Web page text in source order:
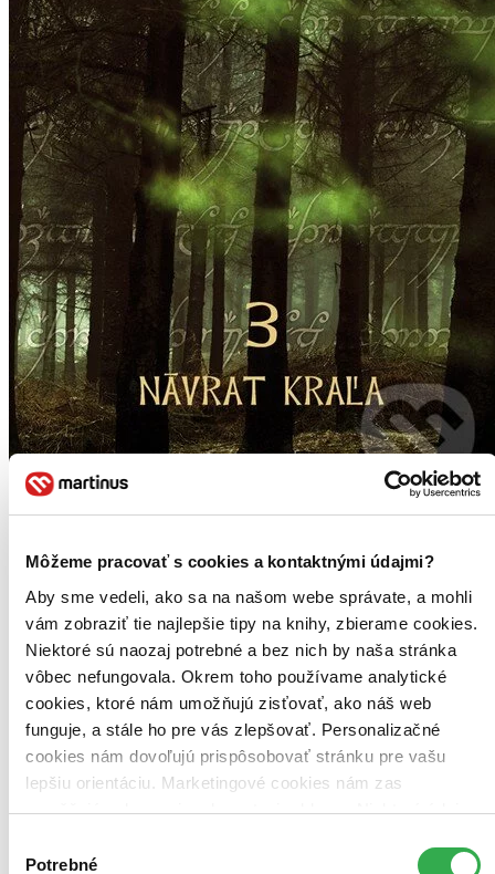
Môžeme pracovať s cookies a kontaktnými údajmi?
Aby sme vedeli, ako sa na našom webe správate, a mohli
vám zobraziť tie najlepšie tipy na knihy, zbierame cookies.
Niektoré sú naozaj potrebné a bez nich by naša stránka
vôbec nefungovala. Okrem toho používame analytické
cookies, ktoré nám umožňujú zisťovať, ako náš web
funguje, a stále ho pre vás zlepšovať. Personalizačné
cookies nám dovoľujú prispôsobovať stránku pre vašu
lepšiu orientáciu. Marketingové cookies nám zas
umožňujú zobrazenie relevantnej reklamy. Niektoré údaje
keby sme mohli používať všetky tieto cookies. Ďakujeme!
súhlasu
Potrebné